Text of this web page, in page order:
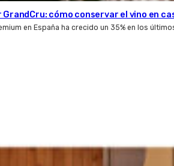
cómo conservar el vino en
en España ha crecido un 35% en los